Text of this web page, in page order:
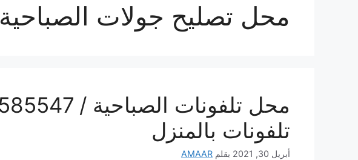
محل تصليح جولات الصباحية
تلفونات بالمنزل
أبريل 30, 2021 بقلم AMAAR